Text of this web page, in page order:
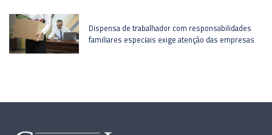
Dispensa de trabalhador com responsabilidades
familiares especiais exige atenção das empresas